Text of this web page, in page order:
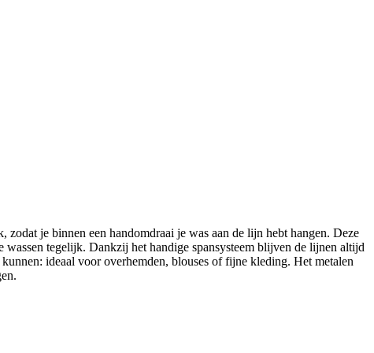
je binnen een handomdraai je was aan de lijn hebt hangen. Deze
tegelijk. Dankzij het handige spansysteem blijven de lijnen altijd
ideaal voor overhemden, blouses of fijne kleding. Het metalen